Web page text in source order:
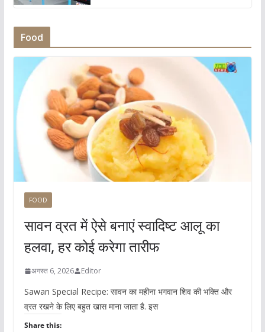
Food
FOOD
सावन व्रत में ऐसे बनाएं स्वादिष्ट आलू का
हलवा, हर कोई करेगा तारीफ
अगस्त 6, 2026 Editor
Sawan Special Recipe: सावन का महीना भगवान शिव की भक्ति और
व्रत रखने के लिए बहुत खास माना जाता है. इस
Share this: